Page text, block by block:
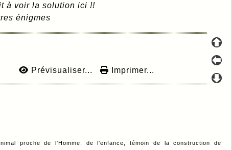
à voir la solution ici !!
énigmes
Prévisualiser... Imprimer...
proche de l'Homme, de l'enfance, témoin de la construction de